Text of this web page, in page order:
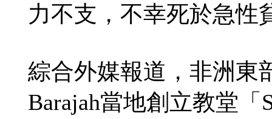
力不支，不幸死於急性
綜合外媒報道，非洲東
Barajah當地創立教堂「